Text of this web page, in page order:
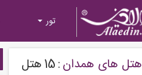
تور
هتل های همدان:
15هتل